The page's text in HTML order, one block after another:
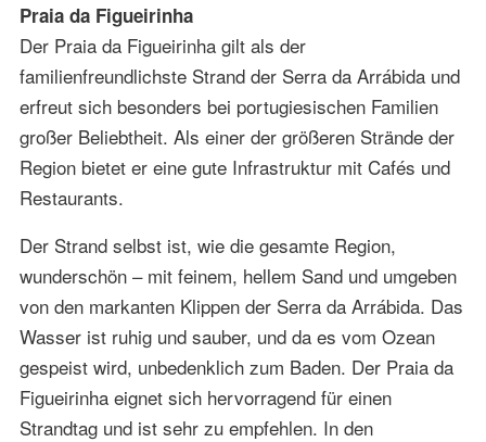
Praia da Figueirinha
Der Praia da Figueirinha gilt als der
familienfreundlichste Strand der Serra da Arrábida und
erfreut sich besonders bei portugiesischen Familien
großer Beliebtheit. Als einer der größeren Strände der
Region bietet er eine gute Infrastruktur mit Cafés und
Restaurants.
Der Strand selbst ist, wie die gesamte Region,
wunderschön – mit feinem, hellem Sand und umgeben
von den markanten Klippen der Serra da Arrábida. Das
Wasser ist ruhig und sauber, und da es vom Ozean
gespeist wird, unbedenklich zum Baden. Der Praia da
Figueirinha eignet sich hervorragend für einen
Strandtag und ist sehr zu empfehlen. In den